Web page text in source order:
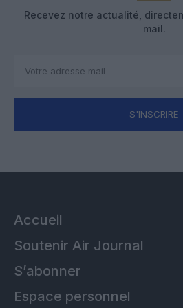
Recevez notre actualité,
mail.
S'INSCRIRE
Accueil
Soutenir Air Journal
S’abonner
Espace personnel